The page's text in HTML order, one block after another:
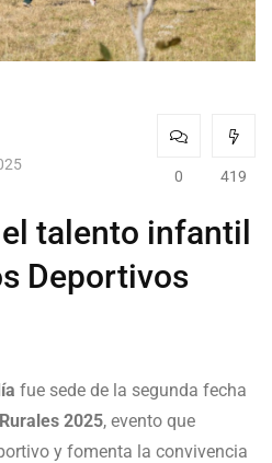
0 419
talento infantil
Deportivos
fue sede de la segunda fecha
2025, evento que
y fomenta la convivencia